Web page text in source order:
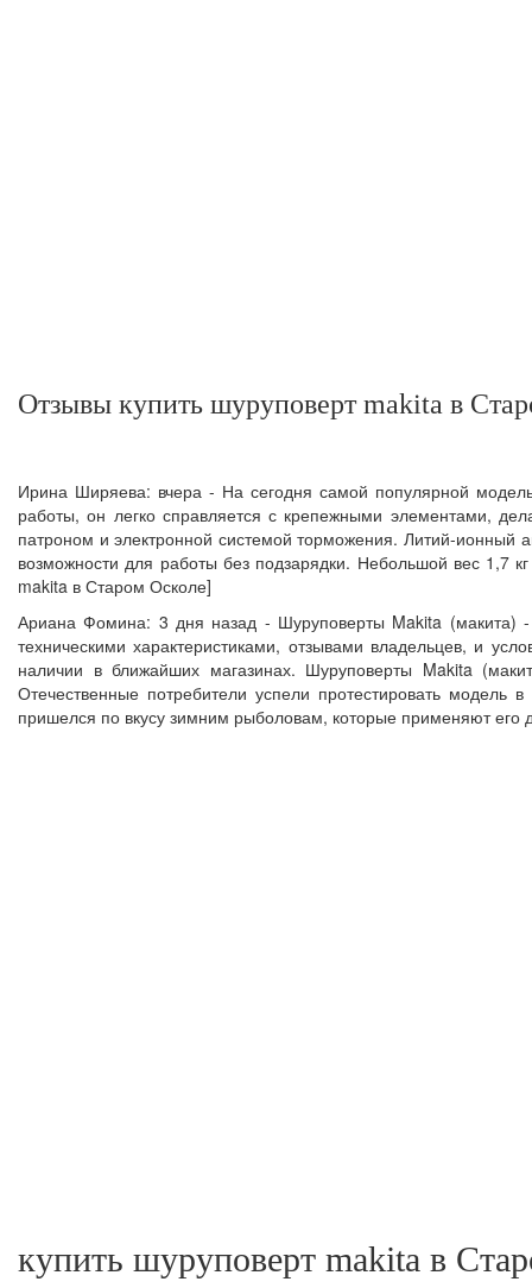
Отзывы купить шуруповерт makita в
Ирина Ширяева: вчера - На сегодня самой популярной
работы, он легко справляется с крепежными элементами,
патроном и электронной системой торможения. Литий-ионный
возможности для работы без подзарядки. Небольшой вес 1,7
makita в Старом Осколе]
Ариана Фомина: 3 дня назад - Шуруповерты Makita (макита) -
техническими характеристиками, отзывами владельцев, и
наличии в ближайших магазинах. Шуруповерты Makita
Отечественные потребители успели протестировать
пришелся по вкусу зимним рыболовам, которые применяют его
купить шуруповерт makita в